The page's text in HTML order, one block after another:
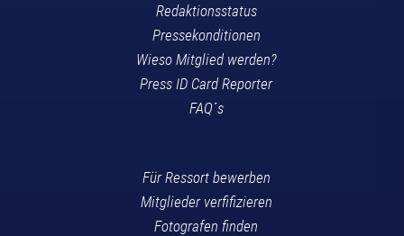
Redaktionsstatus
Pressekonditionen
Wieso Mitglied werden?
Press ID Card Reporter
FAQ´s
Für Ressort bewerben
Mitglieder verfifizieren
Fotografen finden